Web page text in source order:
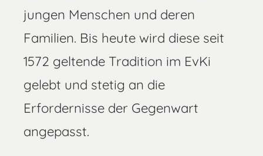
jungen Menschen und deren
Familien. Bis heute wird diese seit
1572 geltende Tradition im EvKi
gelebt und stetig an die
Erfordernisse der Gegenwart
angepasst.